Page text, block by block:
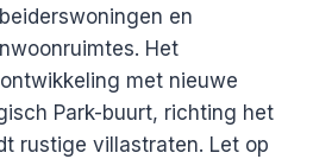
en
Het
met nieuwe
Park-buurt, richting het
rustige villastraten. Let op